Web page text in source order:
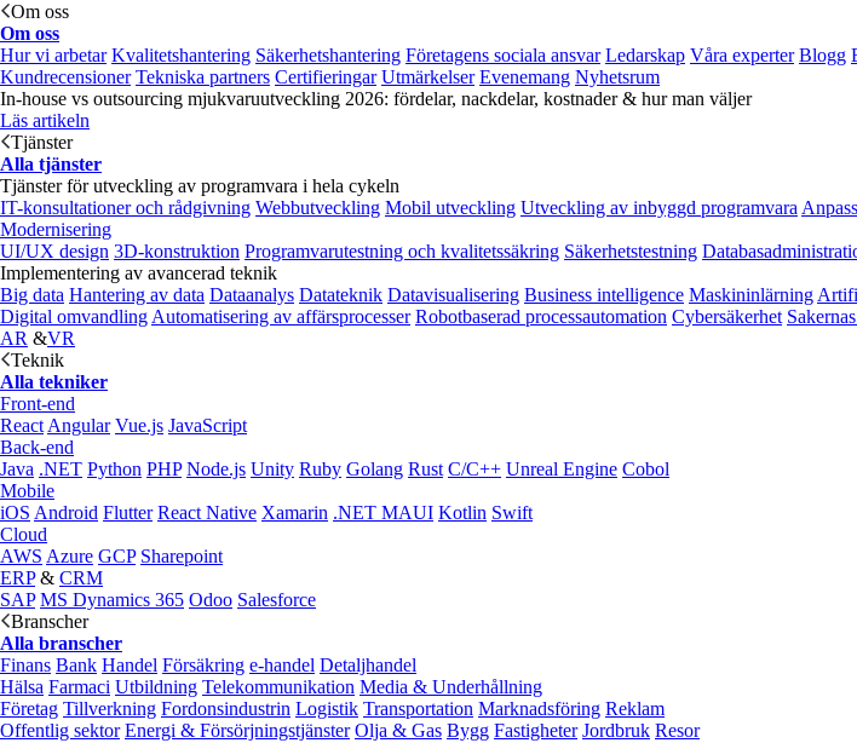
Om oss
Om oss
Hur vi arbetar Kvalitetshantering Säkerhetshantering Företagens sociala ansvar Ledarskap Våra experter Blogg
Kundrecensioner Tekniska partners Certifieringar Utmärkelser Evenemang Nyhetsrum
In-house vs outsourcing mjukvaruutveckling 2026: fördelar, nackdelar, kostnader & hur man väljer
Läs artikeln
Tjänster
Alla tjänster
Tjänster för utveckling av programvara i hela cykeln
IT-konsultationer och rådgivning Webbutveckling Mobil utveckling Utveckling av inbyggd programvara
Modernisering
UI/UX design 3D-konstruktion Programvarutestning och kvalitetssäkring Säkerhetstestning
Implementering av avancerad teknik
Big data Hantering av data Dataanalys Datateknik Datavisualisering Business intelligence Maskininlärning
Digital omvandling Automatisering av affärsprocesser Robotbaserad processautomation Cybersäkerhet
AR &VR
Teknik
Alla tekniker
Front-end
React Angular Vue.js JavaScript
Back-end
Java .NET Python PHP Node.js Unity Ruby Golang Rust C/C++ Unreal Engine Cobol
Mobile
iOS Android Flutter React Native Xamarin .NET MAUI Kotlin Swift
Cloud
AWS Azure GCP Sharepoint
ERP& CRM
SAP MS Dynamics 365 Odoo Salesforce
Branscher
Alla branscher
Finans Bank Handel Försäkring e‑handel Detaljhandel
Hälsa Farmaci Utbildning Telekommunikation Media & Underhållning
Företag Tillverkning Fordonsindustrin Logistik Transportation Marknadsföring Reklam
Offentlig sektor Energi & Försörjningstjänster Olja & Gas Bygg Fastigheter Jordbruk Resor